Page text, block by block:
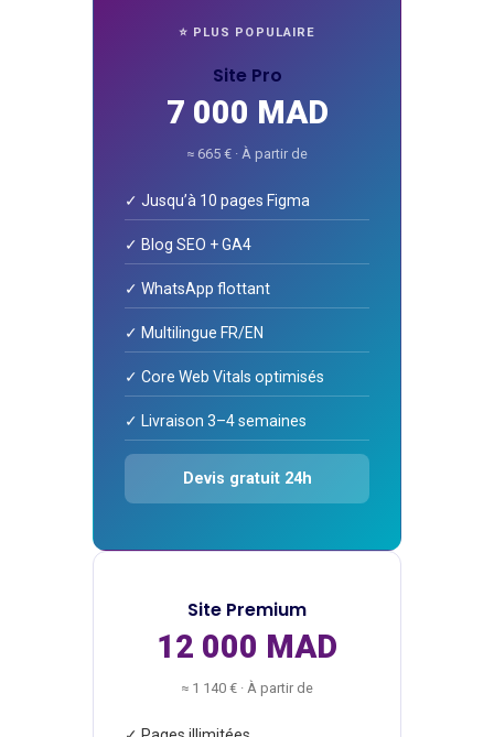
⭐ PLUS POPULAIRE
Site Pro
7 000 MAD
≈ 665 € · À partir de
✓ Jusqu’à 10 pages Figma
✓ Blog SEO + GA4
✓ WhatsApp flottant
✓ Multilingue FR/EN
✓ Core Web Vitals optimisés
✓ Livraison 3–4 semaines
Devis gratuit 24h
Site Premium
12 000 MAD
≈ 1 140 € · À partir de